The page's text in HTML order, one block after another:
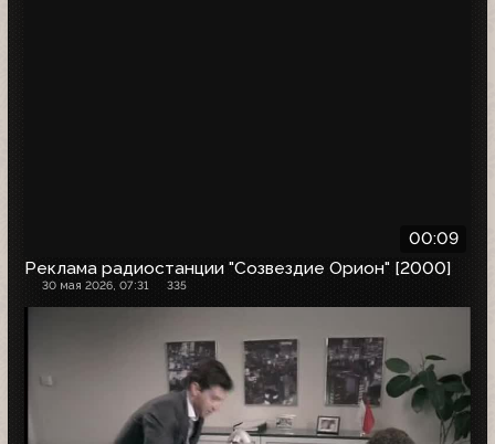
00:09
Реклама радиостанции "Созвездие Орион" [2000]
30 мая 2026, 07:31 335